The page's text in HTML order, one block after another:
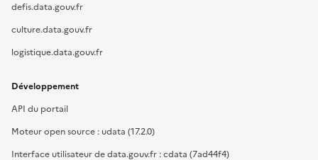
defis.data.gouv.fr
culture.data.gouv.fr
logistique.data.gouv.fr
Développement
API du portail
Moteur open source : udata (17.2.0)
Interface utilisateur de data.gouv.fr : cdata (7ad44f4)